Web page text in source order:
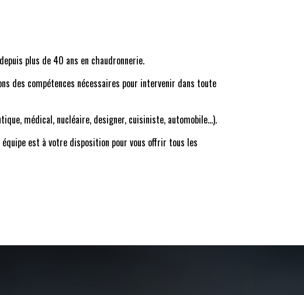
plus de 40 ans en chaudronnerie.
des compétences nécessaires pour intervenir dans toute
médical, nucléaire, designer, cuisiniste, automobile…).
est à votre disposition pour vous offrir tous les